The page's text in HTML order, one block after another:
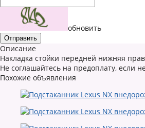
обновить
Описание
Накладка стойки передней нижняя
Не соглашайтесь на предоплату, если
Похожие объявления